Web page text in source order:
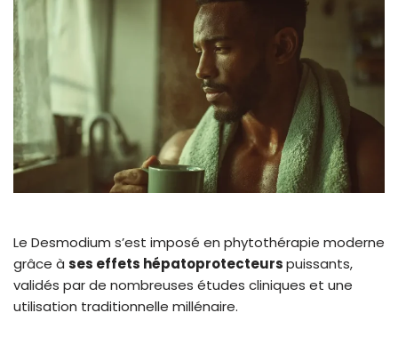
Le Desmodium s’est imposé en phytothérapie moderne
grâce à ses effets hépatoprotecteurspuissants,
validés par de nombreuses études cliniques et une
utilisation traditionnelle millénaire.